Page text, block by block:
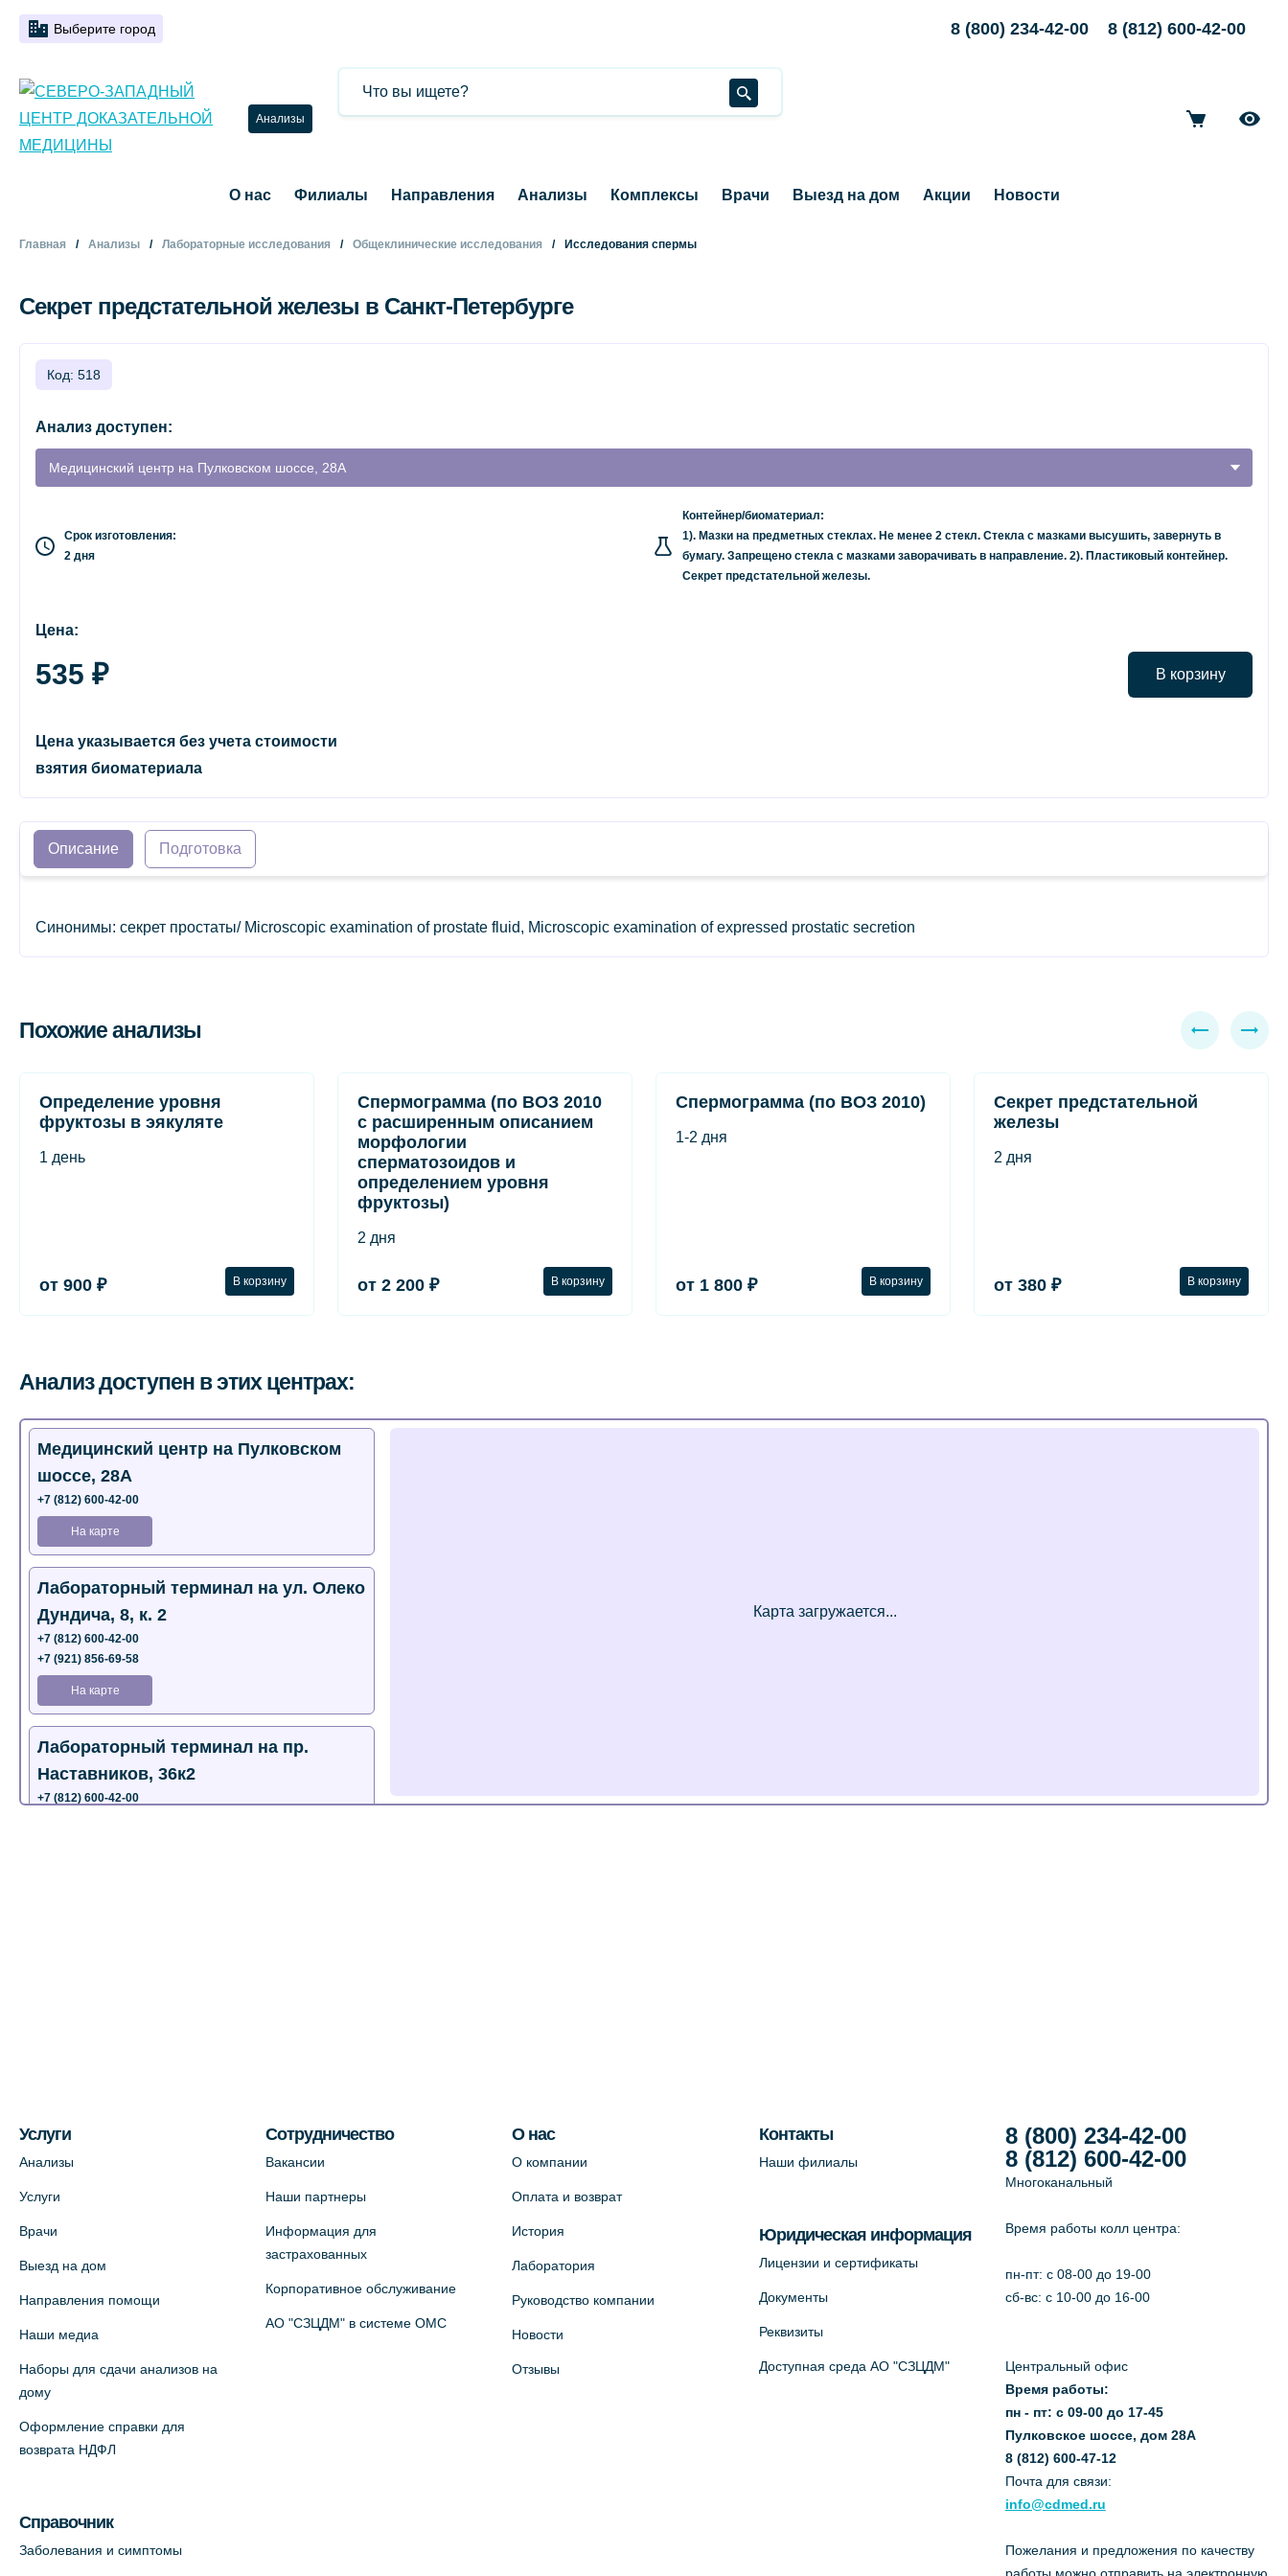
Выберите город 8 (800) 234-42-00 8 (812) 600-42-00
Анализы
О нас Филиалы Направления Анализы Комплексы Врачи Выезд на дом Акции Новости
Главная Анализы Лабораторные исследования Общеклинические исследования Исследования спермы
Секрет предстательной железы в Санкт-Петербурге
Код: 518
Анализ доступен:
Медицинский центр на Пулковском шоссе, 28А
Срок изготовления:
2 дня
Контейнер/биоматериал:
1). Мазки на предметных стеклах. Не менее 2 стекл. Стекла с мазками высушить, завернуть в
бумагу. Запрещено стекла с мазками заворачивать в направление. 2). Пластиковый контейнер.
Секрет предстательной железы.
Цена:
535 ₽ В корзину
Цена указывается без учета стоимости
взятия биоматериала
Описание Подготовка
Синонимы: секрет простаты/ Microscopic examination of prostate fluid, Microscopic examination of expressed prostatic secretion
Похожие анализы
Определение уровня
фруктозы в эякуляте
1 день
от 900 ₽ В корзину
Спермограмма (по ВОЗ 2010
с расширенным описанием
морфологии
сперматозоидов и
определением уровня
фруктозы)
2 дня
от 2 200 ₽ В корзину
Спермограмма (по ВОЗ 2010)
1-2 дня
от 1 800 ₽ В корзину
Секрет предстательной
железы
2 дня
от 380 ₽ В корзину
Анализ доступен в этих центрах:
Медицинский центр на Пулковском
шоссе, 28А
+7 (812) 600-42-00
На карте
Лабораторный терминал на ул. Олеко
Дундича, 8, к. 2
+7 (812) 600-42-00
+7 (921) 856-69-58
На карте
Лабораторный терминал на пр.
Наставников, 36к2
+7 (812) 600-42-00
+7 (812) 660-73-69
На карте
партнер)
+7 (812) 660-73-69
На карте
Семейный" (официальный партнер),
Красносельское шоссе, 54, к.3
Услуги
Анализы
Услуги
Врачи
Выезд на дом
Направления помощи
Наши медиа
Наборы для сдачи анализов на
дому
Оформление справки для
возврата НДФЛ
Справочник
Заболевания и симптомы
Сотрудничество
Вакансии
Наши партнеры
Информация для
застрахованных
Корпоративное обслуживание
АО "СЗЦДМ" в системе ОМС
О нас
О компании
Оплата и возврат
История
Лаборатория
Руководство компании
Новости
Отзывы
Контакты
Наши филиалы
Юридическая информация
Лицензии и сертификаты
Документы
Реквизиты
Доступная среда АО "СЗЦДМ"
8 (800) 234-42-00
8 (812) 600-42-00
Многоканальный
Время работы колл центра:
пн-пт: c 08-00 до 19-00
сб-вс: с 10-00 до 16-00
Центральный офис
Время работы:
пн - пт: с 09-00 до 17-45
Пулковское шоссе, дом 28А
8 (812) 600-47-12
Почта для связи:
info@cdmed.ru
Пожелания и предложения по качеству
работы можно отправить на электронную